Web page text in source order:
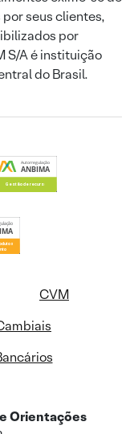
seus clientes,
por
S/A é instituição
do Brasil.
CVM
Orientações